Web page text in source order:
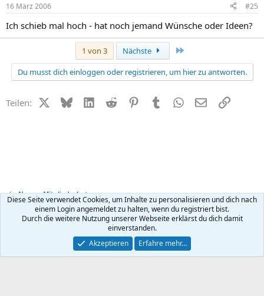
16 März 2006 #25
Ich schieb mal hoch - hat noch jemand Wünsche oder Ideen?
1 von 3 Nächste
Du musst dich einloggen oder registrieren, um hier zu antworten.
Teilen: X (Twitter)
BlueskyLinkedIn
Reddit PinterestTumblr WhatsApp
E-MailLink
News + Mitgliederbetreuung
Kontakt Nutzungsbedingungen Datenschutz Hilfe
R
Community platform by XenForo ® © 2010-2026 XenForo Ltd.
Diese Seite verwendet Cookies, um Inhalte zu personalisieren und dich nach
einem Login angemeldet zu halten, wenn du registriert bist.
Durch die weitere Nutzung unserer Webseite erklärst du dich damit
einverstanden.
Akzeptieren
Erfahre mehr…